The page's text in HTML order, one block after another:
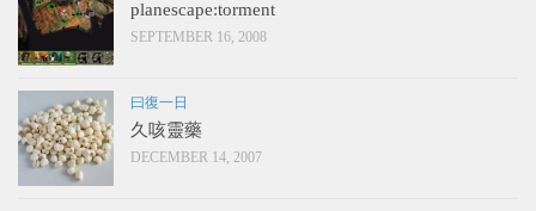
planescape:torment
SEPTEMBER 16, 2008
曰復一日
久咳靈藥
DECEMBER 14, 2007